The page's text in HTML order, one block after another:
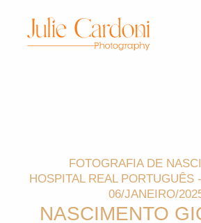
FOTOGRAFIA DE
HOSPITAL REAL PORTUGUÊS
06/JANEIRO/
NASCIMENTO